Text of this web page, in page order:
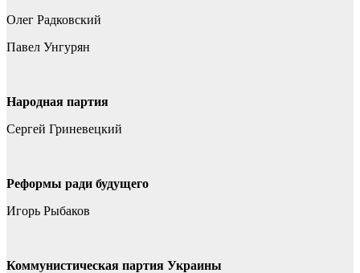
Олег Радковский
Павел Унгурян
Народная партия
Сергей Гриневецкий
Реформы ради будущего
Игорь Рыбаков
Коммунистическая партия Украины